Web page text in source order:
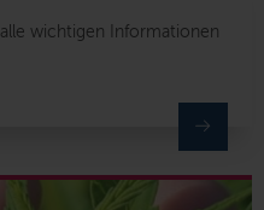
wichtigen Informationen